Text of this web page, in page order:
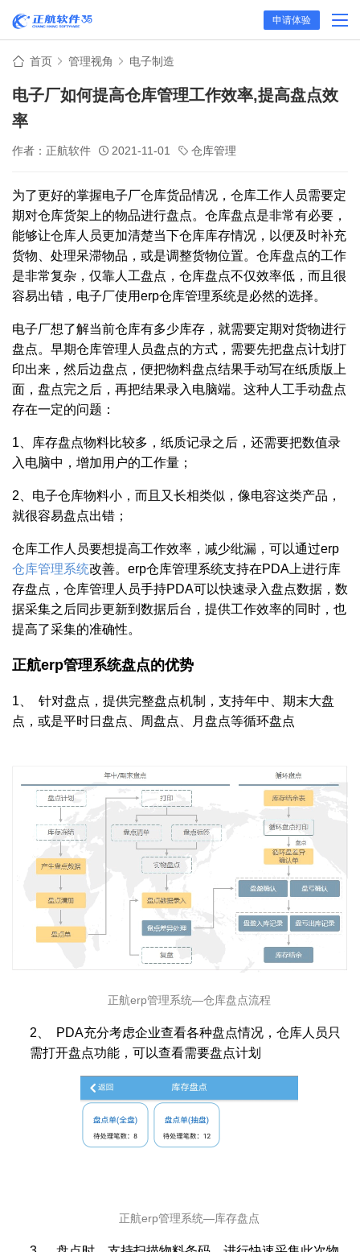
申请体验
首页 管理视角 电子制造
电子厂如何提高仓库管理工作效率,提高盘点效
率
作者：正航软件 2021-11-01 仓库管理
为了更好的掌握电子厂仓库货品情况，仓库工作人员需要定
期对仓库货架上的物品进行盘点。仓库盘点是非常有必要，
能够让仓库人员更加清楚当下仓库库存情况，以便及时补充
货物、处理呆滞物品，或是调整货物位置。仓库盘点的工作
是非常复杂，仅靠人工盘点，仓库盘点不仅效率低，而且很
容易出错，电子厂使用erp仓库管理系统是必然的选择。
电子厂想了解当前仓库有多少库存，就需要定期对货物进行
盘点。早期仓库管理人员盘点的方式，需要先把盘点计划打
印出来，然后边盘点，便把物料盘点结果手动写在纸质版上
面，盘点完之后，再把结果录入电脑端。这种人工手动盘点
存在一定的问题：
1、库存盘点物料比较多，纸质记录之后，还需要把数值录
入电脑中，增加用户的工作量；
2、电子仓库物料小，而且又长相类似，像电容这类产品，
就很容易盘点出错；
仓库工作人员要想提高工作效率，减少纰漏，可以通过erp
仓库管理系统改善。erp仓库管理系统支持在PDA上进行库
存盘点，仓库管理人员手持PDA可以快速录入盘点数据，数
据采集之后同步更新到数据后台，提供工作效率的同时，也
提高了采集的准确性。
正航erp管理系统盘点的优势
1、
针对盘点，提供完整盘点机制，支持年中、期末大盘
点，或是平时日盘点、周盘点、月盘点等循环盘点
正航erp管理系统—仓库盘点流程
2、
PDA充分考虑企业查看各种盘点情况，仓库人员只
需打开盘点功能，可以查看需要盘点计划
正航erp管理系统—库存盘点